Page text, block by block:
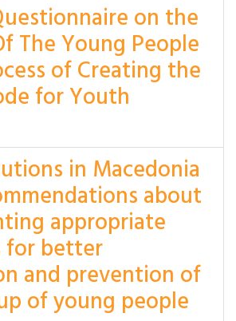
on the
The Young People
of Creating the
for Youth
in Macedonia
about
appropriate
for better
and prevention of
of young people